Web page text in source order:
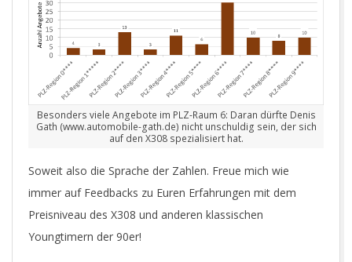
Besonders viele Angebote im PLZ-Raum 6: Daran dürfte Denis
Gath (www.automobile-gath.de) nicht unschuldig sein, der sich
auf den X308 spezialisiert hat.
Soweit also die Sprache der Zahlen. Freue mich wie
immer auf Feedbacks zu Euren Erfahrungen mit dem
Preisniveau des X308 und anderen klassischen
Youngtimern der 90er!